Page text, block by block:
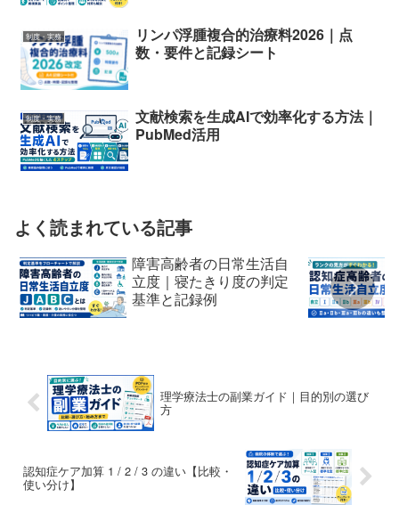
制度・実務
リンパ浮腫複合的治療料2026｜点
数・要件と記録シート
制度・実務
文献検索を生成AIで効率化する方法｜
PubMed活用
よく読まれている記事
障害高齢者の日常生活自
立度｜寝たきり度の判定
基準と記録例
理学療法士の副業ガイド｜目的別の選び
方
認知症ケア加算 1 / 2 / 3 の違い【比較・
使い分け】